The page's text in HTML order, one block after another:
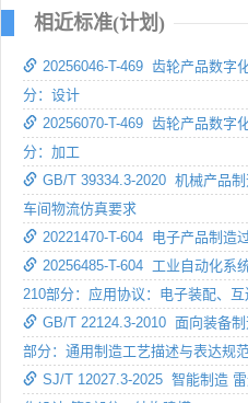
相近标准(计划)
20256046-T-469 齿轮产品数字
分：设计
20256070-T-469 齿轮产品数字
分：加工
GB/T 39334.3-2020 机械产品
车间物流仿真要求
20221470-T-604 电子产品制造
20256485-T-604 工业自动化系
210部分：应用协议：电子装配、
GB/T 22124.3-2010 面向装备
部分：通用制造工艺描述与表达规
SJ/T 12027.3-2025 智能制造